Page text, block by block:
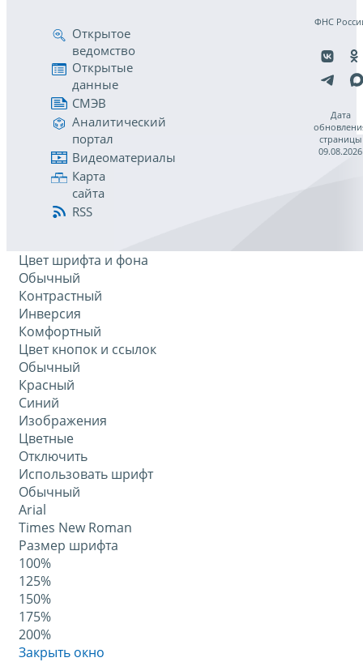
Открытое
ведомство
Открытые
данные
СМЭВ
Аналитический
портал
Видеоматериалы
Карта
сайта
RSS
ФНС
Дата
страницы
09.08.2026
Цвет шрифта и фона
Обычный
Контрастный
Инверсия
Комфортный
Цвет кнопок и ссылок
Обычный
Красный
Синий
Изображения
Цветные
Отключить
Использовать шрифт
Обычный
Arial
Times New Roman
Размер шрифта
100%
125%
150%
175%
200%
Закрыть окно